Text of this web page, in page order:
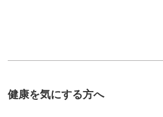
健康を気にする方へ